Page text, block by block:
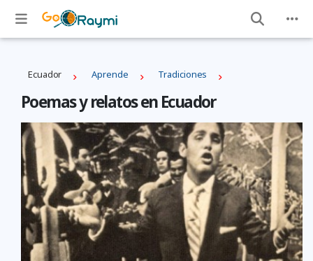
Ecuador Aprende Tradiciones
Poemas y relatos en Ecuador